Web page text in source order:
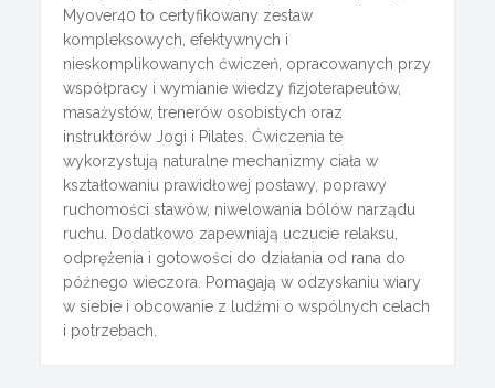
Myover40 to certyfikowany zestaw
kompleksowych, efektywnych i
nieskomplikowanych ćwiczeń, opracowanych przy
współpracy i wymianie wiedzy fizjoterapeutów,
masażystów, trenerów osobistych oraz
instruktorów Jogi i Pilates. Ćwiczenia te
wykorzystują naturalne mechanizmy ciała w
kształtowaniu prawidłowej postawy, poprawy
ruchomości stawów, niwelowania bólów narządu
ruchu. Dodatkowo zapewniają uczucie relaksu,
odprężenia i gotowości do działania od rana do
późnego wieczora. Pomagają w odzyskaniu wiary
w siebie i obcowanie z ludźmi o wspólnych celach
i potrzebach.